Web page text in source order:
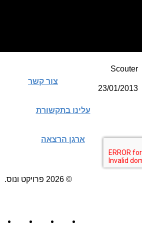
Scouter
23/01/2013
צור קשר
עלינו בתקשורת
ארגן הרצאה
© 2026 פרויקט ונוס.